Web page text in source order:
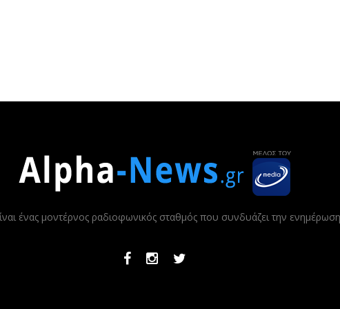
ένας μοντέρνος ραδιοφωνικός σταθμός που συνδυάζει την
FacebookInstagramTwitter